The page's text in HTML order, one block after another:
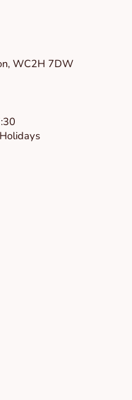
WC2H 7DW